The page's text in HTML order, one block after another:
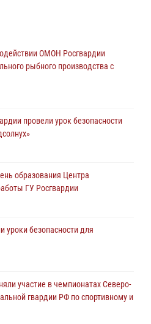
оперативно задержали
устройства рядом с жилыми
обеспечили
"Зенит" - "Балтика"
обнаружил
объявленный в розыск
при совершении кражи в
ОМОН Росгвардии
рыбного производства с
провели урок безопасности
образования Центра
ГУ Росгвардии
уроки безопасности для
участие в чемпионатах Северо-
гвардии РФ по спортивному и